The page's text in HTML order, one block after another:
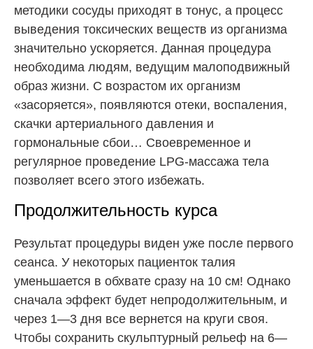
методики сосуды приходят в тонус, а процесс
выведения токсических веществ из организма
значительно ускоряется. Данная процедура
необходима людям, ведущим малоподвижный
образ жизни. С возрастом их организм
«засоряется», появляются отеки, воспаления,
скачки артериального давления и
гормональные сбои… Своевременное и
регулярное проведение LPG-массажа тела
позволяет всего этого избежать.
Продолжительность курса
Результат процедуры виден уже после первого
сеанса. У некоторых пациенток талия
уменьшается в обхвате сразу на 10 см! Однако
сначала эффект будет непродолжительным, и
через 1—3 дня все вернется на круги своя.
Чтобы сохранить скульптурный рельеф на 6—